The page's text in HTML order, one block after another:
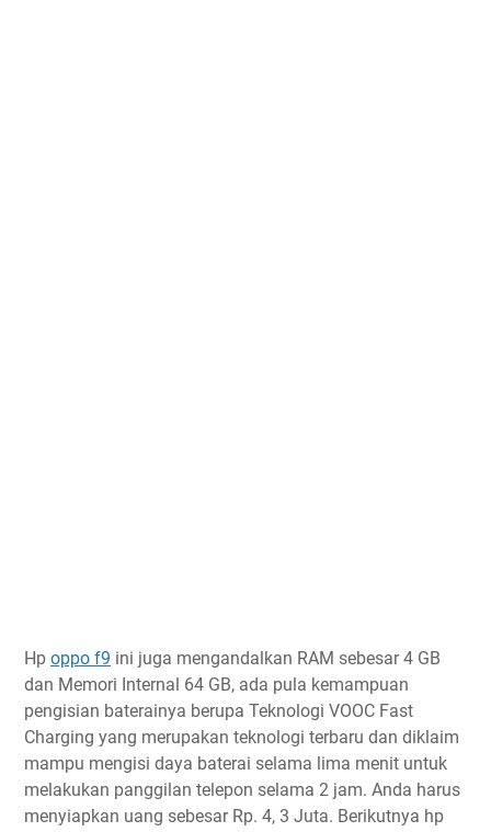
Hp oppo f9 ini juga mengandalkan RAM sebesar 4 GB
dan Memori Internal 64 GB, ada pula kemampuan
pengisian baterainya berupa Teknologi VOOC Fast
Charging yang merupakan teknologi terbaru dan diklaim
mampu mengisi daya baterai selama lima menit untuk
melakukan panggilan telepon selama 2 jam. Anda harus
menyiapkan uang sebesar Rp. 4, 3 Juta. Berikutnya hp